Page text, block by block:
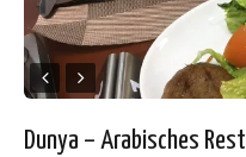
Dunya – Arabisches